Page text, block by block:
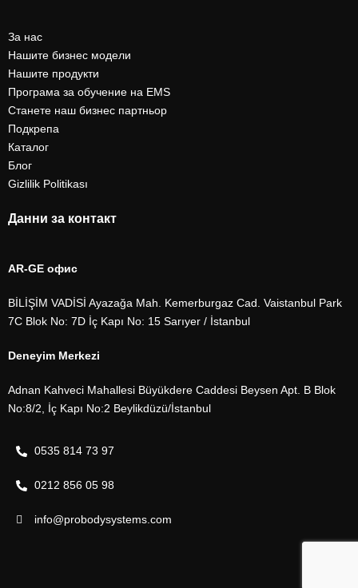
За нас
Нашите бизнес модели
Нашите продукти
Програма за обучение на EMS
Станете наш бизнес партньор
Подкрепа
Каталог
Блог
Gizlilik Politikası
Данни за контакт
AR-GE офис
BİLİŞİM VADİSİ Ayazağa Mah. Kemerburgaz Cad. Vaistanbul Park
7C Blok No: 7D İç Kapı No: 15 Sarıyer / İstanbul
Deneyim Merkezi
Adnan Kahveci Mahallesi Büyükdere Caddesi Beysen Apt. B Blok
No:8/2, İç Kapı No:2 Beylikdüzü/İstanbul
0535 814 73 97
0212 856 05 98
info@probodysystems.com